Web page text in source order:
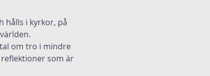
hålls i kyrkor, på
om tro i mindre
som är